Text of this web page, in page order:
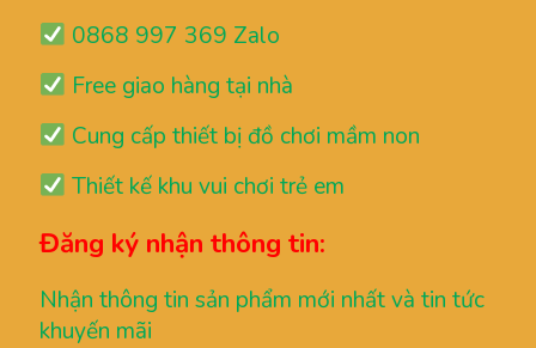
0868 997 369 Zalo
Free giao hàng tại nhà
Cung cấp thiết bị đồ chơi mầm non
Thiết kế khu vui chơi trẻ em
Đăng ký nhận thông tin:
Nhận thông tin sản phẩm mới nhất và tin tức
khuyến mãi